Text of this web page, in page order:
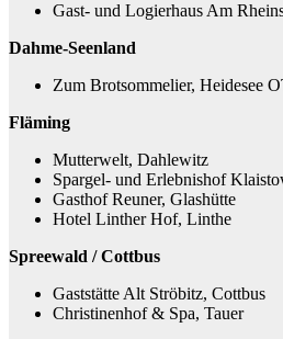
Gast- und Logierhaus Am
Dahme-Seenland
Zum Brotsommelier, Heidesee
Fläming
Mutterwelt, Dahlewitz
Spargel- und Erlebnishof
Gasthof Reuner, Glashütte
Hotel Linther Hof, Linthe
Spreewald / Cottbus
Gaststätte Alt Ströbitz, Cottbus
Christinenhof & Spa, Tauer